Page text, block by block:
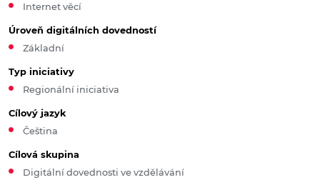
Internet věcí
Úroveň digitálních dovedností
Základní
Typ iniciativy
Regionální iniciativa
Cílový jazyk
Čeština
Cílová skupina
Digitální dovednosti ve vzdělávání